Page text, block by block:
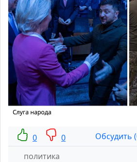
0 0
Обсудить
политика